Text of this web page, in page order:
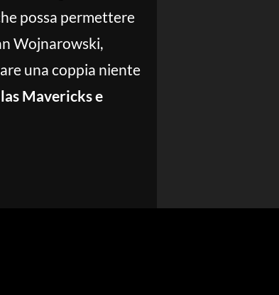
possa permettere
Wojnarowski,
una coppia niente
Mavericks e